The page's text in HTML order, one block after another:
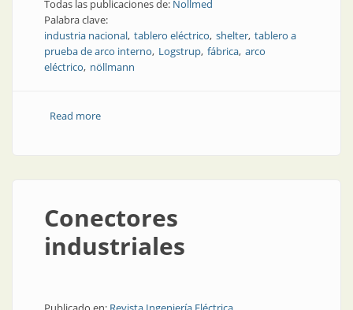
Todas las publicaciones de: Nollmed
Palabra clave:
industria nacional tablero eléctrico shelter tablero a
prueba de arco interno Logstrup fábrica arco
eléctrico nöllmann
Read moreabout Así es una fábrica de tableros que hace todo
Conectores
industriales